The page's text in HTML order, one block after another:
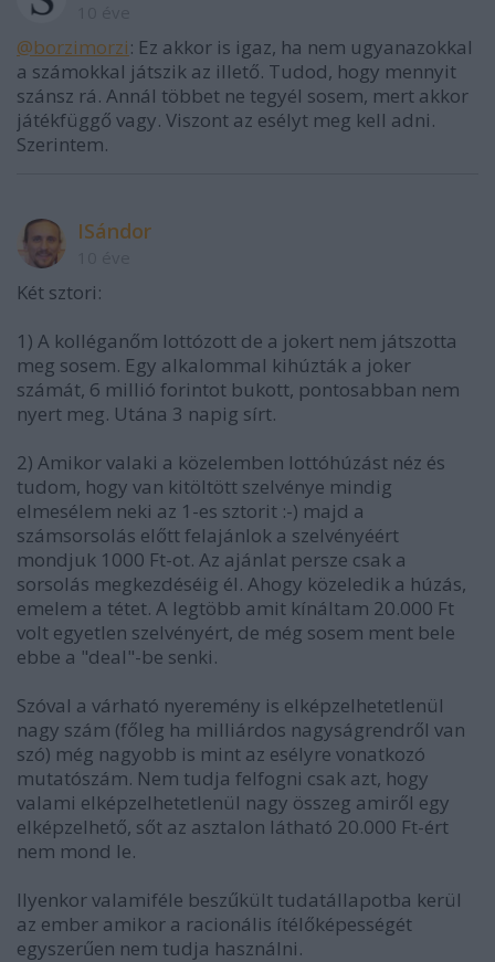
@borzimorzi: Ez akkor is igaz, ha nem ugyanazokkal
a számokkal játszik az illető. Tudod, hogy mennyit
szánsz rá. Annál többet ne tegyél sosem, mert akkor
játékfüggő vagy. Viszont az esélyt meg kell adni.
Szerintem.
ISándor
Két sztori:
1) A kolléganőm lottózott de a jokert nem játszotta
meg sosem. Egy alkalommal kihúzták a joker
számát, 6 millió forintot bukott, pontosabban nem
nyert meg. Utána 3 napig sírt.
2) Amikor valaki a közelemben lottóhúzást néz és
tudom, hogy van kitöltött szelvénye mindig
elmesélem neki az 1-es sztorit :-) majd a
számsorsolás előtt felajánlok a szelvényéért
mondjuk 1000 Ft-ot. Az ajánlat persze csak a
sorsolás megkezdéséig él. Ahogy közeledik a húzás,
emelem a tétet. A legtöbb amit kínáltam 20.000 Ft
volt egyetlen szelvényért, de még sosem ment bele
ebbe a "deal"-be senki.
Szóval a várható nyeremény is elképzelhetetlenül
nagy szám (főleg ha milliárdos nagyságrendről van
szó) még nagyobb is mint az esélyre vonatkozó
mutatószám. Nem tudja felfogni csak azt, hogy
valami elképzelhetetlenül nagy összeg amiről egy
elképzelhető, sőt az asztalon látható 20.000 Ft-ért
nem mond le.
Ilyenkor valamiféle beszűkült tudatállapotba kerül
az ember amikor a racionális ítélőképességét
egyszerűen nem tudja használni.